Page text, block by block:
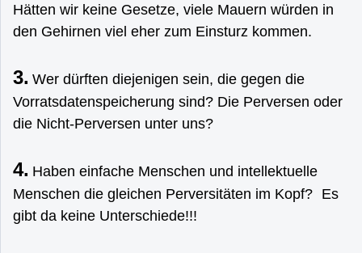
Hätten wir keine Gesetze, viele Mauern würden in
den Gehirnen viel eher zum Einsturz kommen.
3. Wer dürften diejenigen sein, die gegen die
Vorratsdatenspeicherung sind? Die Perversen oder
die Nicht-Perversen unter uns?
4. Haben einfache Menschen und intellektuelle
Menschen die gleichen Perversitäten im Kopf? Es
gibt da keine Unterschiede!!!